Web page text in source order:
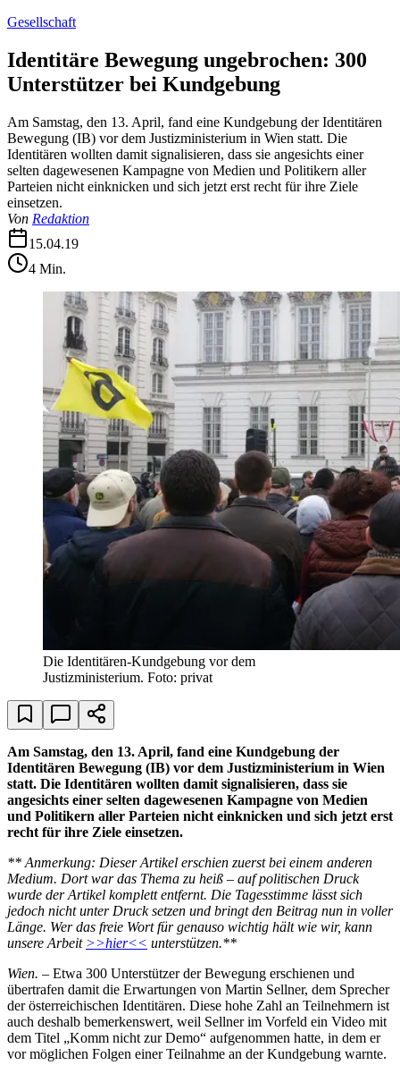
Gesellschaft
Identitäre Bewegung ungebrochen: 300
Unterstützer bei Kundgebung
Am Samstag, den 13. April, fand eine Kundgebung der Identitären
Bewegung (IB) vor dem Justizministerium in Wien statt. Die
Identitären wollten damit signalisieren, dass sie angesichts einer
selten dagewesenen Kampagne von Medien und Politikern aller
Parteien nicht einknicken und sich jetzt erst recht für ihre Ziele
einsetzen.
Von Redaktion
15.04.19
4 Min.
Die Identitären-Kundgebung vor dem
Justizministerium. Foto: privat
Am Samstag, den 13. April, fand eine Kundgebung der
Identitären Bewegung (IB) vor dem Justizministerium in Wien
statt. Die Identitären wollten damit signalisieren, dass sie
angesichts einer selten dagewesenen Kampagne von Medien
und Politikern aller Parteien nicht einknicken und sich jetzt erst
recht für ihre Ziele einsetzen.
** Anmerkung: Dieser Artikel erschien zuerst bei einem anderen
Medium. Dort war das Thema zu heiß – auf politischen Druck
wurde der Artikel komplett entfernt. Die Tagesstimme lässt sich
jedoch nicht unter Druck setzen und bringt den Beitrag nun in voller
Länge. Wer das freie Wort für genauso wichtig hält wie wir, kann
unsere Arbeit >>hier<< unterstützen.**
Wien. – Etwa 300 Unterstützer der Bewegung erschienen und
übertrafen damit die Erwartungen von Martin Sellner, dem Sprecher
der österreichischen Identitären. Diese hohe Zahl an Teilnehmern ist
auch deshalb bemerkenswert, weil Sellner im Vorfeld ein Video mit
dem Titel „Komm nicht zur Demo“ aufgenommen hatte, in dem er
vor möglichen Folgen einer Teilnahme an der Kundgebung warnte.